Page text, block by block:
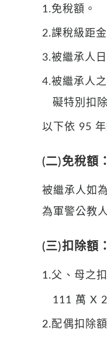
1.免稅額。
2.課稅級距金
3.被繼承人
4.被繼承人
礙特別扣
以下依 95
(二)免稅額：
被繼承人如
為軍警公教
(三)扣除額：
1.父、母之
111 萬 X
2.配偶扣除額